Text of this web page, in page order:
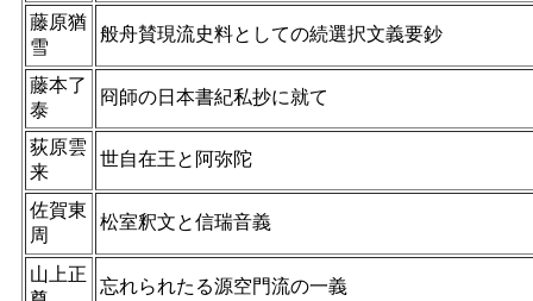
藤原猶
雪
般舟賛現流史料としての続選択文義要鈔
藤本了
泰
冏師の日本書紀私抄に就て
荻原雲
来
世自在王と阿弥陀
佐賀東
周
松室釈文と信瑞音義
山上正
忘れられたる源空門流の一義